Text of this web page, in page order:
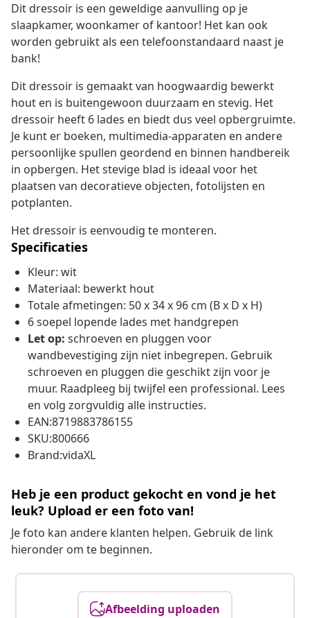
Dit dressoir is een geweldige aanvulling op je
slaapkamer, woonkamer of kantoor! Het kan ook
worden gebruikt als een telefoonstandaard naast je
bank!
Dit dressoir is gemaakt van hoogwaardig bewerkt
hout en is buitengewoon duurzaam en stevig. Het
dressoir heeft 6 lades en biedt dus veel opbergruimte.
Je kunt er boeken, multimedia-apparaten en andere
persoonlijke spullen geordend en binnen handbereik
in opbergen. Het stevige blad is ideaal voor het
plaatsen van decoratieve objecten, fotolijsten en
potplanten.
Het dressoir is eenvoudig te monteren.
Specificaties
Kleur: wit
Materiaal: bewerkt hout
Totale afmetingen: 50 x 34 x 96 cm (B x D x H)
6 soepel lopende lades met handgrepen
Let op: schroeven en pluggen voor
wandbevestiging zijn niet inbegrepen. Gebruik
schroeven en pluggen die geschikt zijn voor je
muur. Raadpleeg bij twijfel een professional. Lees
en volg zorgvuldig alle instructies.
EAN:8719883786155
SKU:800666
Brand:vidaXL
Heb je een product gekocht en vond je het
leuk? Upload er een foto van!
Je foto kan andere klanten helpen. Gebruik de link
hieronder om te beginnen.
Afbeelding uploaden